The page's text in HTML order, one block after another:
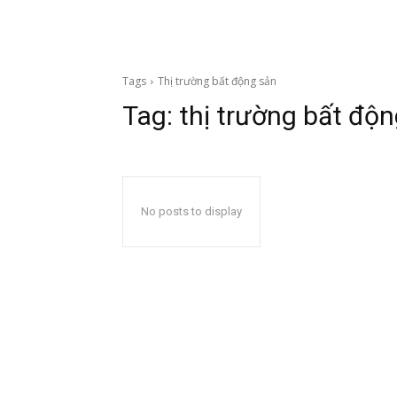
Tags Thị trường bất động sản
Tag: thị trường bất
No posts to display